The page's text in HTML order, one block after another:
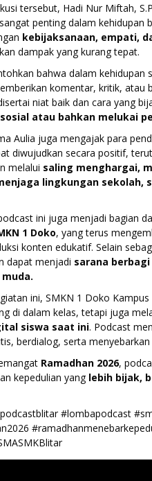
tersebut, Hadi Nur Miftah,
penting dalam kehidupan
kebijaksanaan, empati,
dampak yang kurang tepat.
bahwa dalam kehidupan
komentar, kritik, atau
niat baik dan cara yang
atau bahkan melukai
Aulia juga mengajak para
diwujudkan secara positif,
melalui saling menghargai,
lingkungan sekolah,
ini juga menjadi bagian
1 Doko, yang terus
konten edukatif. Selain
dapat menjadi sarana
ini, SMKN 1 Doko
di dalam kelas, tetapi juga
siswa saat ini. Podcast
berdialog, serta
Ramadhan 2026,
kepedulian yang lebih bijak,
#lombapodcast